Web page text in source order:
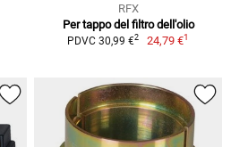
RFX
Per tappo del filtro dell'olio
PDVC 30,99 €2 24,79 €1